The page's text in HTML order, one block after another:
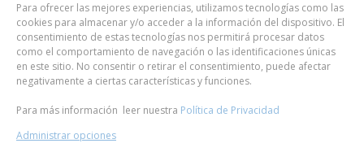
Para ofrecer las mejores experiencias, utilizamos tecnologías como las
cookies para almacenar y/o acceder a la información del dispositivo. El
consentimiento de estas tecnologías nos permitirá procesar datos
como el comportamiento de navegación o las identificaciones únicas
en este sitio. No consentir o retirar el consentimiento, puede afectar
negativamente a ciertas características y funciones.
Para más información leer nuestra Política de Privacidad
Administrar opciones
BUSCA TU ENTRADA FAVORITIVA